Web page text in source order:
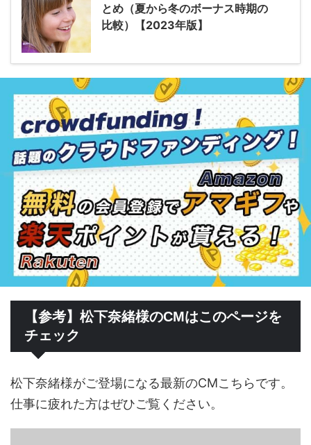
とめ（夏から冬のボーナス時期の
比較）【2023年版】
【参考】松下奈緒様のCMはこのページを
チェック
松下奈緒様がご登場になる最新のCMこちらです。
仕事に疲れた方はぜひご覧ください。